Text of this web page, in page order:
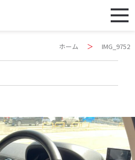
ホーム ＞ IMG_9752